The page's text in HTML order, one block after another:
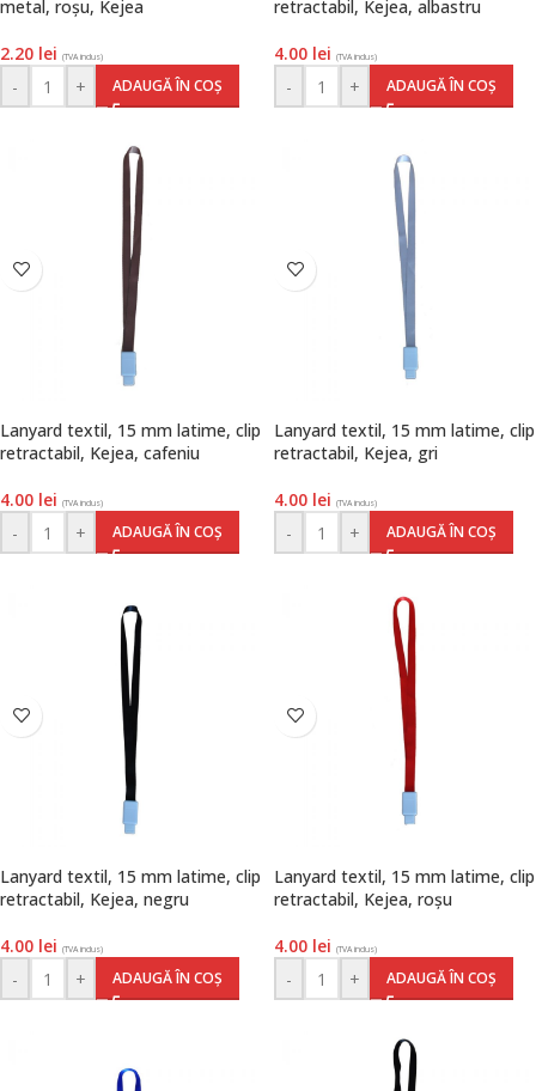
metal, roșu, Kejea
2.20 lei (TVA inclus)
- + ADAUGĂ ÎN COȘ
retractabil, Kejea, albastru
4.00 lei (TVA inclus)
- + ADAUGĂ ÎN COȘ
Lanyard textil, 15 mm latime, clip
retractabil, Kejea, cafeniu
4.00 lei (TVA inclus)
- + ADAUGĂ ÎN COȘ
Lanyard textil, 15 mm latime, clip
retractabil, Kejea, gri
4.00 lei (TVA inclus)
- + ADAUGĂ ÎN COȘ
Lanyard textil, 15 mm latime, clip
retractabil, Kejea, negru
4.00 lei (TVA inclus)
- + ADAUGĂ ÎN COȘ
Lanyard textil, 15 mm latime, clip
retractabil, Kejea, roșu
4.00 lei (TVA inclus)
- + ADAUGĂ ÎN COȘ